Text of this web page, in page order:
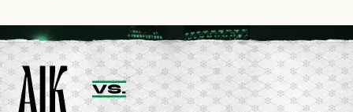
lyckades få in 2-0.